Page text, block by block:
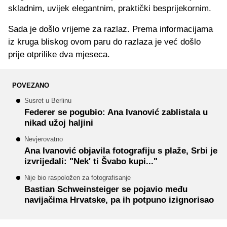
skladnim, uvijek elegantnim, praktički besprijekornim.
Sada je došlo vrijeme za razlaz. Prema informacijama
iz kruga bliskog ovom paru do razlaza je već došlo
prije otprilike dva mjeseca.
POVEZANO
Susret u Berlinu
Federer se pogubio: Ana Ivanović zablistala u
nikad užoj haljini
Nevjerovatno
Ana Ivanović objavila fotografiju s plaže, Srbi je
izvrijeđali: "Nek' ti Švabo kupi..."
Nije bio raspoložen za fotografisanje
Bastian Schweinsteiger se pojavio među
navijačima Hrvatske, pa ih potpuno izignorisao